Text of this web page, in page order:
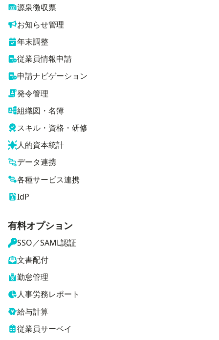
源泉徴収票
お知らせ管理
年末調整
従業員情報申請
申請ナビゲーション
発令管理
組織図・名簿
スキル・資格・研修
人的資本統計
データ連携
各種サービス連携
IdP
有料オプション
SSO／SAML認証
文書配付
勤怠管理
人事労務レポート
給与計算
従業員サーベイ